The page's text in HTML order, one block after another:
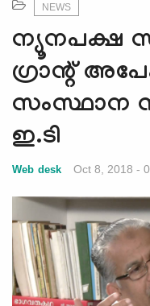
v
i
g
a
t
i
o
n
NEWS
ന്യൂനപക്ഷ
ഗ്രാന്റ്
സംസ്ഥാന
ഇ.ടി
Web desk Oct 8, 2018 -